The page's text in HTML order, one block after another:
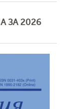
ЗА 2026